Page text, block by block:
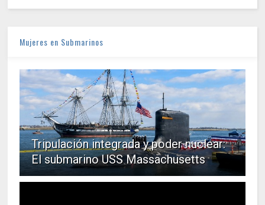
Mujeres en Submarinos
Tripulación integrada y poder nuclear:
El submarino USS Massachusetts